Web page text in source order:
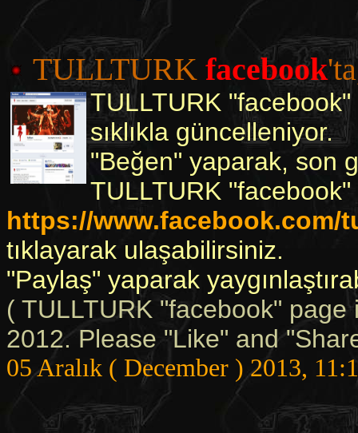
TULLTURK facebook
TULLTURK
sıklıkla güncelleniyor.
"Beğen" yaparak, son
TULLTURK "facebook"
https://www.facebook.com/
tıklayarak ulaşabilirsiniz.
"Paylaş" yaparak
( TULLTURK "facebook"
2012. Please "Like" and
05 Aralık ( December ) 2013,